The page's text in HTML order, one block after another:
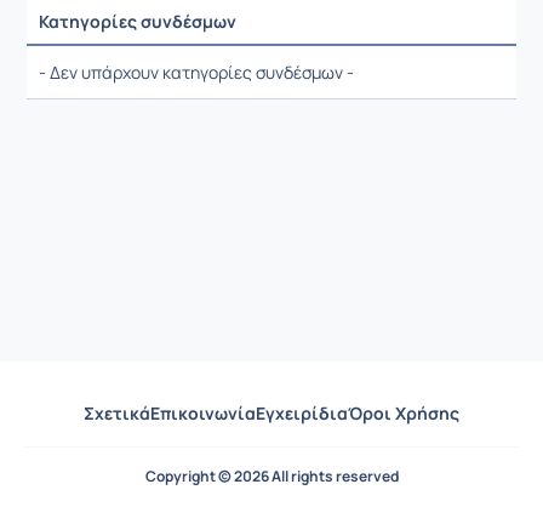
Κατηγορίες συνδέσμων
Ρυθμίσεις επιλογής / Αποτελέσματα
- Δεν υπάρχουν κατηγορίες συνδέσμων -
ΣχετικάΕπικοινωνίαΕγχειρίδιαΌροι Χρήσης
Copyright © 2026 All rights reserved